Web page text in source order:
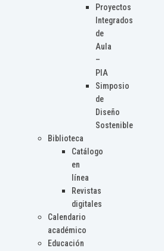
Proyectos
Integrados
de
Aula
–
PIA
Simposio
de
Diseño
Sostenible
Biblioteca
Catálogo
en
línea
Revistas
digitales
Calendario
académico
Educación